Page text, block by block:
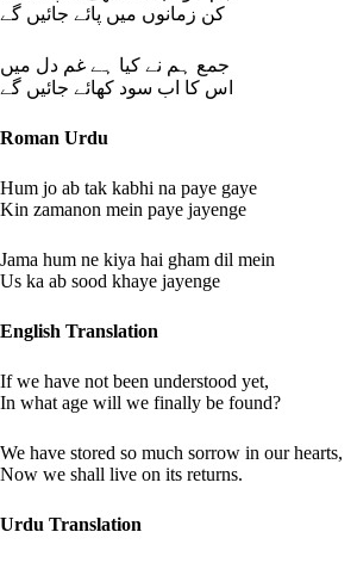
کن زمانوں میں پائے جائیں گے
جمع ہم نے کیا ہے غم دل میں
اس کا اب سود کھائے جائیں گے
Roman Urdu
Hum jo ab tak kabhi na paye gaye
Kin zamanon mein paye jayenge
Jama hum ne kiya hai gham dil mein
Us ka ab sood khaye jayenge
English Translation
If we have not been understood yet,
In what age will we finally be found?
We have stored so much sorrow in our hearts,
Now we shall live on its returns.
Urdu Translation